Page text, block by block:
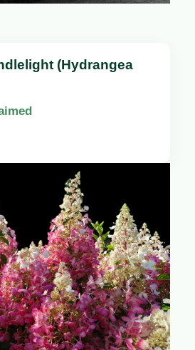
(Hydrangea